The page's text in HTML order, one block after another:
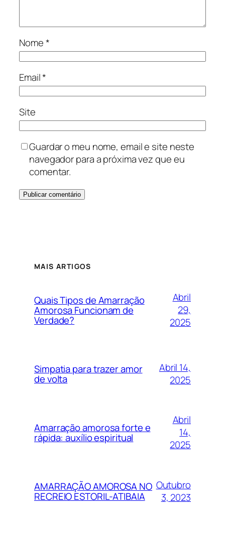
Nome*
Email*
Site
Guardar o meu nome, email e site neste
navegador para a próxima vez que eu
comentar.
MAIS ARTIGOS
Quais Tipos de Amarração
Amorosa Funcionam de
Verdade?
Abril
29,
2025
Simpatia para trazer amor
de volta
Abril 14,
2025
Amarração amorosa forte e
rápida: auxílio espiritual
Abril
14,
2025
AMARRAÇÃO AMOROSA NO
RECREIO ESTORIL-ATIBAIA
Outubro
3, 2023